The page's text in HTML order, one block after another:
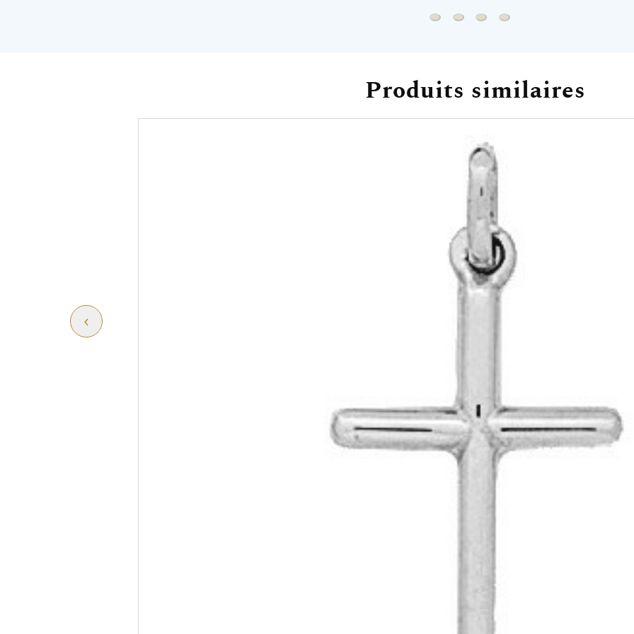
Chaine forçat - Or blanc 18ct
Chaine gourmette - Or blanc 18ct
Chaine forçat rond - Or blanc
Chaine serpentine - Or
Produits similaires